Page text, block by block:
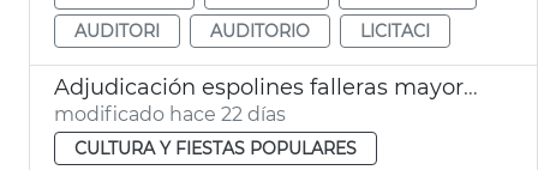
AUDITORI
AUDITORIO LICITACI
Adjudicación espolines falleras mayores València 2027 y 2028
modificado hace 22 días
CULTURA Y FIESTAS POPULARES